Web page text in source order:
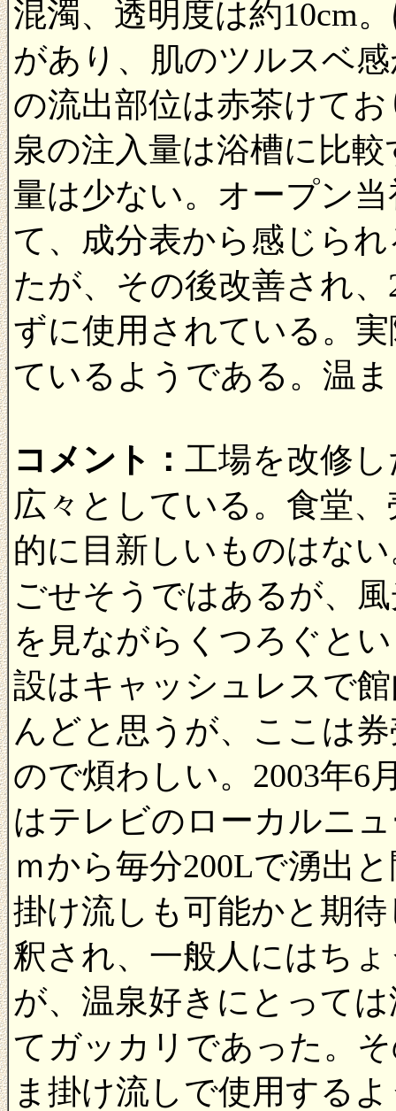
混濁、透明度は約10cm
があり、肌のツルスベ
の流出部位は赤茶けて
泉の注入量は浴槽に比
量は少ない。オープン
て、成分表から感じら
たが、 その後改善され
ずに使用されている。
ているようである。温
コメント： 工場を改修
広々としている。食堂
的に目新しいものはな
ごせそうではあるが、
を見ながらくつろぐと
設はキャッシュレスで
んどと思うが、ここは
ので煩わしい。2003年6
はテレビのローカルニ
ｍから毎分200Lで湧出
掛け流しも可能かと期
釈され、一般人にはち
が、温泉好きにとって
てガッカリであった。
ま掛け流しで使用する